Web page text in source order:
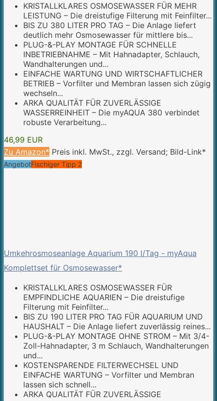
KRISTALLKLARES OSMOSEWASSER FÜR MEHR
LEISTUNG – Die dreistufige Filterung mit Feinfilter...
BIS ZU 380 LITER PRO TAG – Die Anlage liefert
deutlich mehr Osmosewasser für mittlere bis...
PLUG-&-PLAY MONTAGE FÜR SCHNELLE
INBETRIEBNAHME – Mit Hahnadapter, Schlauch,
Wandhalterungen und...
EINFACHE WARTUNG UND WIRTSCHAFTLICHER
BETRIEB – Vorfilter und Membran lassen sich zügig
wechseln...
ARKA QUALITÄT FÜR ZUVERLÄSSIGE
WASSERREINHEIT – Die myAQUA 380 verbindet
robuste Verarbeitung...
46,99 EUR
Zu Amazon* Preis inkl. MwSt., zzgl. Versand; Bild-Link*
AngebotFischiger Tipp 2
Umkehrosmoseanlage Aquarium 190 l/Tag - myAqua
Komplettset für Osmosewasser*
KRISTALLKLARES OSMOSEWASSER FÜR
EMPFINDLICHE AQUARIEN – Die dreistufige
Filterung mit Feinfilter...
BIS ZU 190 LITER PRO TAG FÜR AQUARIUM UND
HAUSHALT – Die Anlage liefert zuverlässig reines...
PLUG-&-PLAY MONTAGE OHNE STROM – Mit 3/4-
Zoll-Hahnadapter, 3 m Schlauch, Wandhalterungen
und...
KOSTENSPARENDE FILTERWECHSEL UND
EINFACHE WARTUNG – Vorfilter und Membran
lassen sich schnell...
ARKA QUALITÄT FÜR ZUVERLÄSSIGE